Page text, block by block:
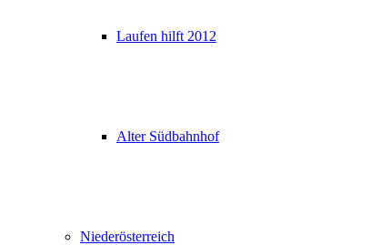
Laufen hilft 2012
Alter Südbahnhof
Niederösterreich